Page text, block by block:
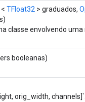
< TFloat32 > graduados,
classe envolvendo
booleanas)
orig_width,